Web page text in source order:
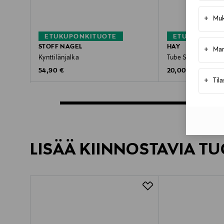
+
+
+
ETUKUPONKITUOTE
STOFF NAGEL
Kynttilänjalka
Original Price
54,90 €
HAY
Tube Small -
Original Price
20,00 €
LISÄÄ KIINNOSTAVIA